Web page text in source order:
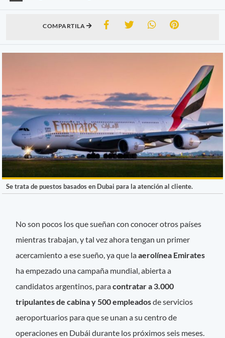
COMPARTILA
Se trata de puestos basados en Dubai para la atención al cliente.
No son pocos los que sueñan con conocer otros países
mientras trabajan, y tal vez ahora tengan un primer
acercamiento a ese sueño, ya que laaerolínea Emirates
ha empezado una campaña mundial, abierta a
candidatos argentinos, paracontratar a 3.000
tripulantes de cabina y 500 empleadosde servicios
aeroportuarios para que se unan a su centro de
operaciones en Dubái durante los próximos seis meses.